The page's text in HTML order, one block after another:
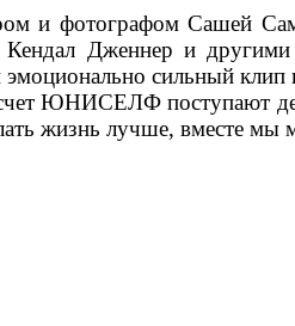
и фотографом Сашей
Дженнер и
сильный
ЮНИСЕЛФ поступают
жизнь лучше, вместе мы